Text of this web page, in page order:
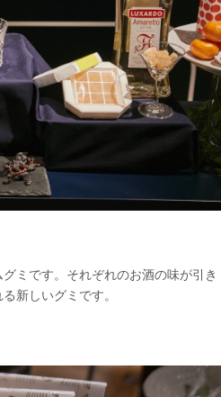
ミです。それぞれのお酒の味が引き
新しいグミです。